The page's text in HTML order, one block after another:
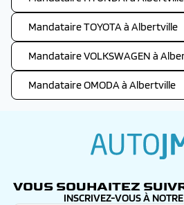
Mandataire TOYOTA à Albertville
Mandataire VOLKSWAGEN à
Mandataire OMODA à Albertville
VOUS SOUHAITEZ
INSCRIVEZ-VOUS À